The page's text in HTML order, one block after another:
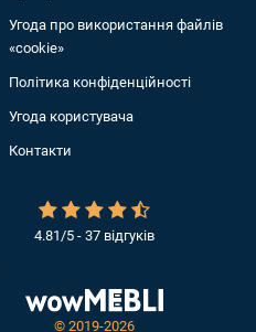
© 2019-2026
4.81/5 - 37 відгуків
Угода про використання файлів
«cookie»
Політика конфіденційності
Угода користувача
Контакти